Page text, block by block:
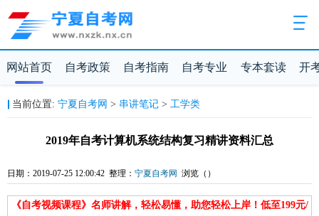
网站首页 自考政策 自考指南 自考专业 专本套读 开
当前位置: 宁夏自考网 > 串讲笔记> 工学类
2019年自考计算机系统结构复习精讲资料汇总
日期：2019-07-25 12:00:42 整理： 宁夏自考网 浏览（ ）
《自考视频课程》名师讲解，轻松易懂，助您轻松上岸！低至199元/